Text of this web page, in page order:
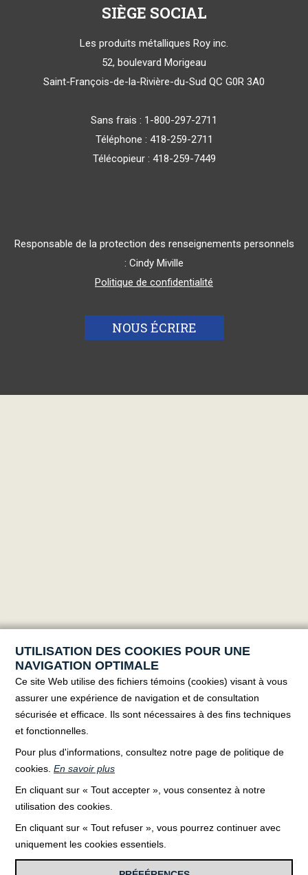
SIÈGE SOCIAL
Les produits métalliques Roy inc.
52, boulevard Morigeau
Saint-François-de-la-Rivière-du-Sud QC G0R 3A0
Sans frais : 1-800-297-2711
Téléphone : 418-259-2711
Télécopieur : 418-259-7449
Responsable de la protection des renseignements personnels
: Cindy Miville
Politique de confidentialité
NOUS ÉCRIRE
JOIGNEZ-VOUS À NOTRE ÉQUIPE
Tous droits réservés. Copyright © 2026 Produits métalliques
Roy
UTILISATION DES COOKIES POUR UNE
NAVIGATION OPTIMALE
Ce site Web utilise des fichiers témoins (cookies) visant à vous
assurer une expérience de navigation et de consultation
sécurisée et efficace. Ils sont nécessaires à des fins techniques
et fonctionnelles.
Pour plus d'informations, consultez notre page de politique de
cookies. En savoir plus
En cliquant sur « Tout accepter », vous consentez à notre
utilisation des cookies.
En cliquant sur « Tout refuser », vous pourrez continuer avec
uniquement les cookies essentiels.